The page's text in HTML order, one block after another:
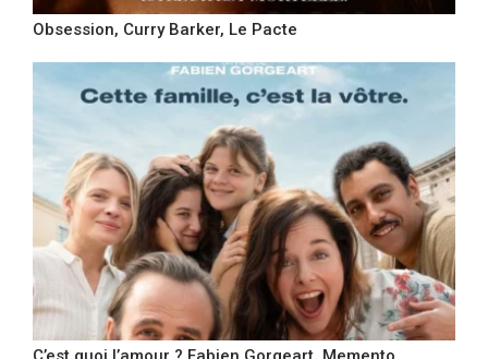
Obsession, Curry Barker, Le Pacte